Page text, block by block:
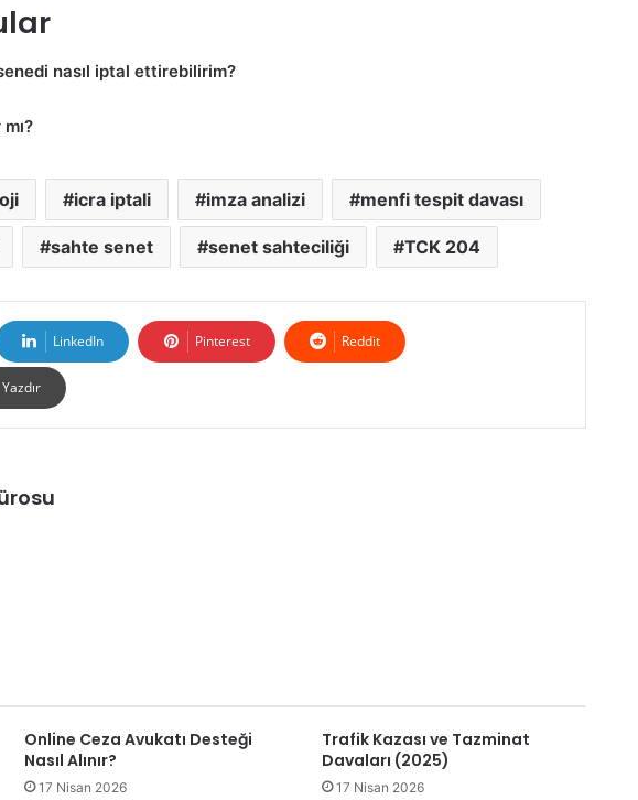
nasıl iptal ettirebilirim?
icra iptali imza analizi menfi tespit davası
sahte senet senet sahteciliği TCK 204
LinkedIn Pinterest Reddit
Yazdır
Online Ceza Avukatı Desteği
Nasıl Alınır?
17 Nisan 2026
Trafik Kazası ve Tazminat
Davaları (2025)
17 Nisan 2026